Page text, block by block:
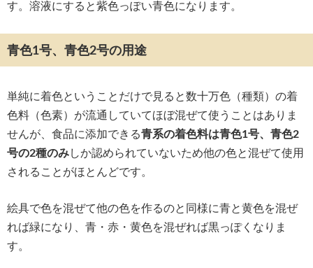
す。溶液にすると紫色っぽい青色になります。
青色1号、青色2号の用途
単純に着色ということだけで見ると数十万色（種類）の着
色料（色素）が流通していてほぼ混ぜて使うことはありま
せんが、食品に添加できる青系の着色料は青色1号、青色2
号の2種のみしか認められていないため他の色と混ぜて使用
されることがほとんどです。
絵具で色を混ぜて他の色を作るのと同様に青と黄色を混ぜ
れば緑になり、青・赤・黄色を混ぜれば黒っぽくなりま
す。